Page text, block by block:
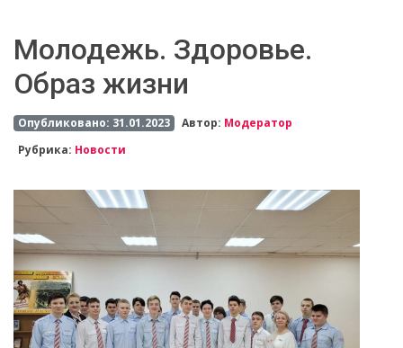
Молодежь. Здоровье.
Образ жизни
Опубликовано: 31.01.2023 Автор: Модератор
Рубрика: Новости